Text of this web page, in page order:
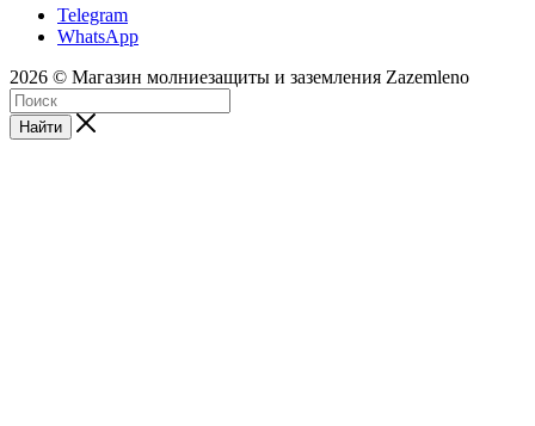
Telegram
WhatsApp
2026 © Магазин молниезащиты и заземления Zazemleno
Найти